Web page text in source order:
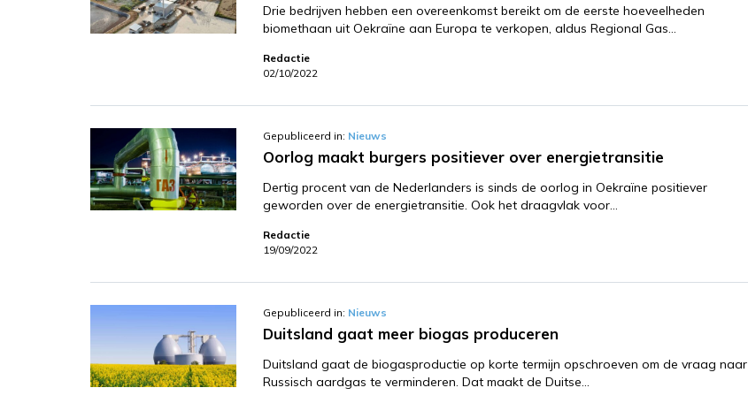
Drie bedrijven hebben een overeenkomst bereikt om de eerste hoeveelheden
biomethaan uit Oekraïne aan Europa te verkopen, aldus Regional Gas…
Redactie
02/10/2022
Gepubliceerd in: Nieuws
Oorlog maakt burgers positiever over energietransitie
Dertig procent van de Nederlanders is sinds de oorlog in Oekraïne positiever
geworden over de energietransitie. Ook het draagvlak voor…
Redactie
19/09/2022
Gepubliceerd in: Nieuws
Duitsland gaat meer biogas produceren
Duitsland gaat de biogasproductie op korte termijn opschroeven om de vraag naar
Russisch aardgas te verminderen. Dat maakt de Duitse…